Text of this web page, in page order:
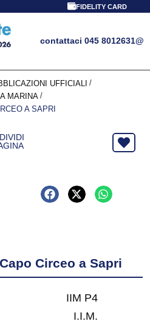
FIDELITY CARD
contattaci 045 8012631@
UFFICIALI
/
MARINA /
A SAPRI
Circeo a Sapri
IIM P4
I.I.M.